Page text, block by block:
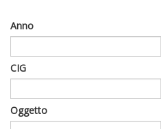
Anno
CIG
Oggetto